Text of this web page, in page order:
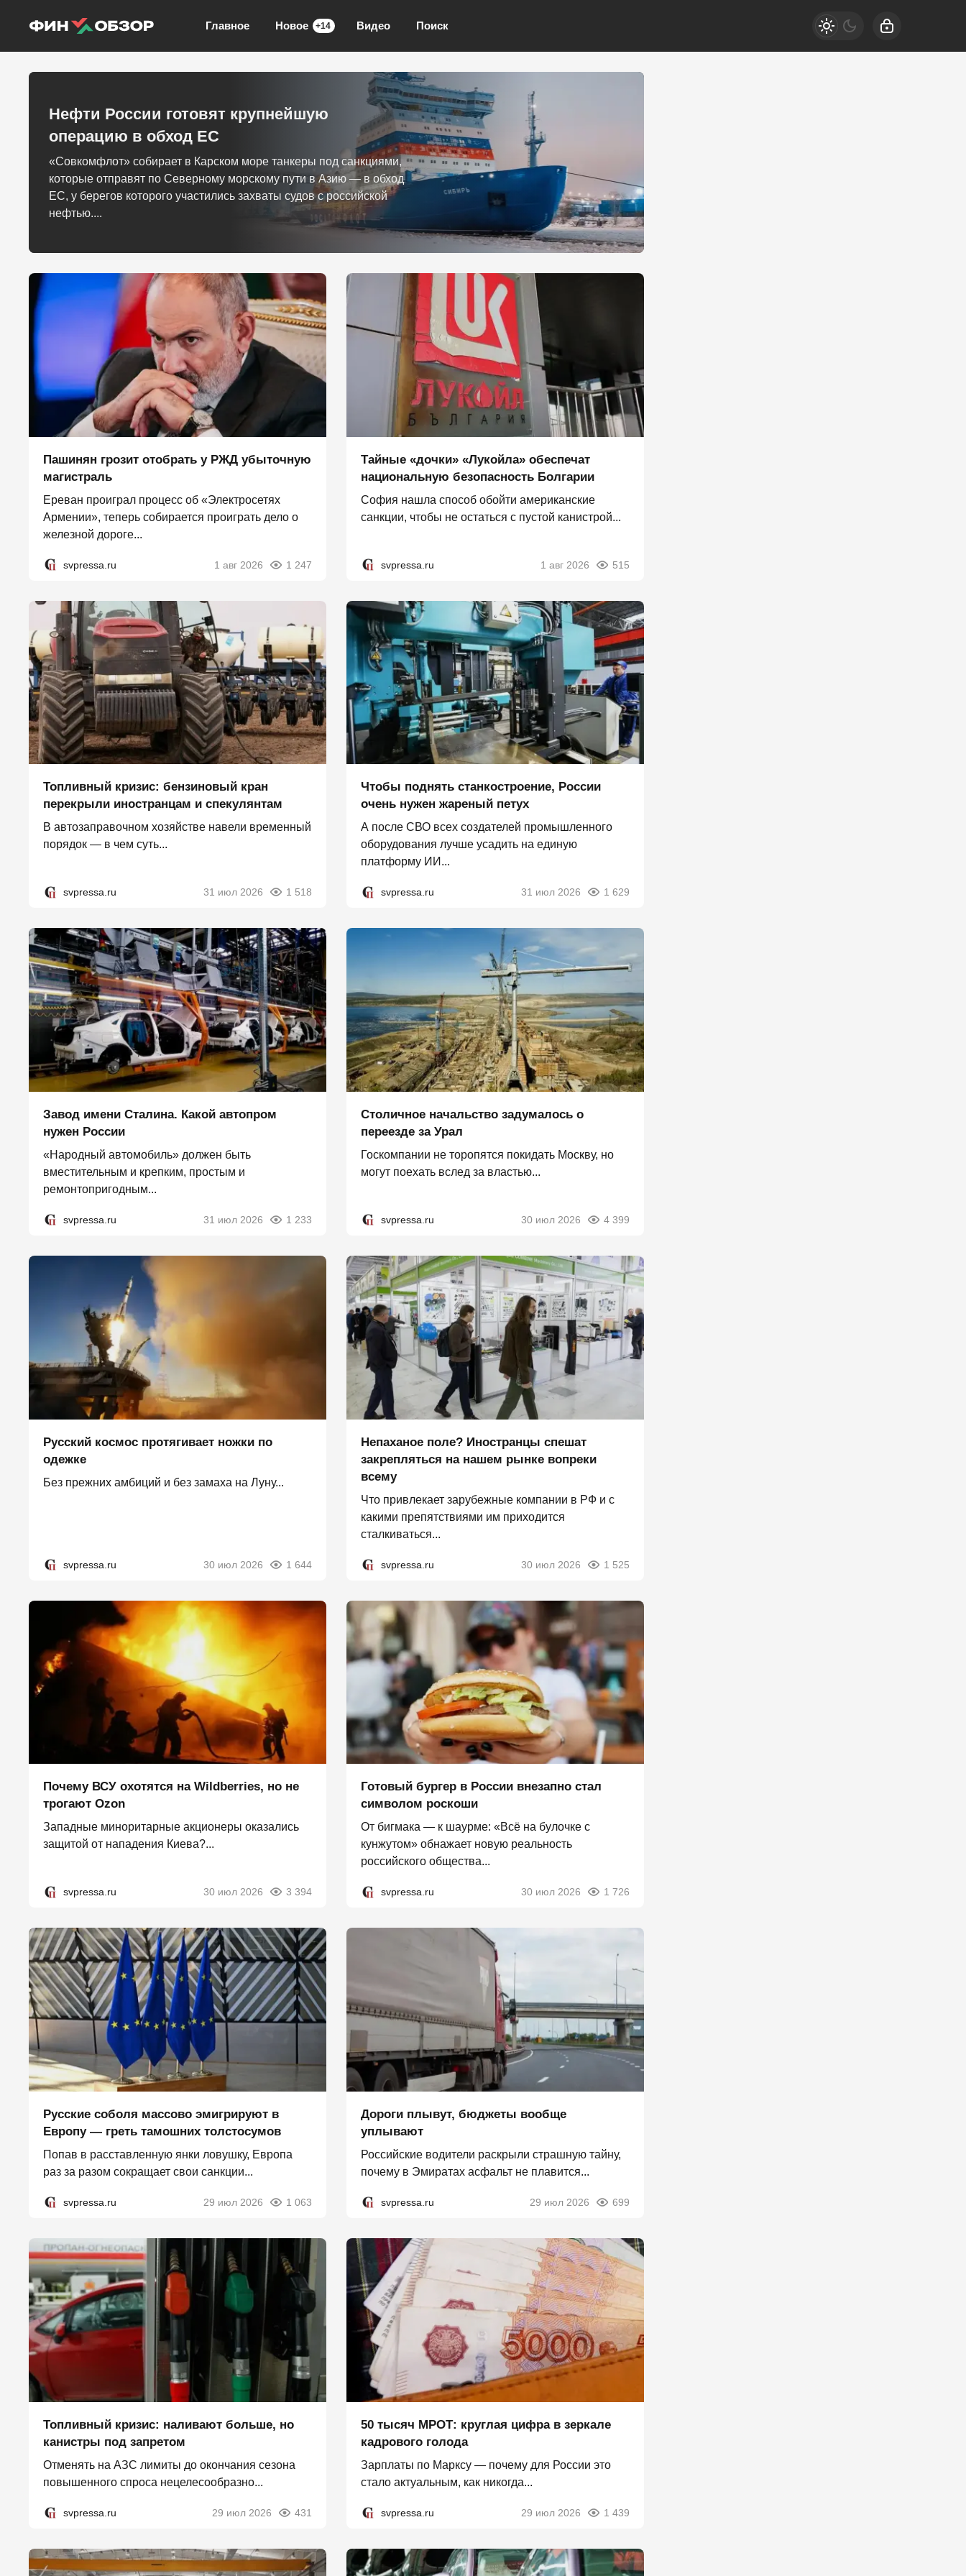
Главное Новое +14 Видео Поиск
Нефти России готовят крупнейшую
операцию в обход ЕС
«Совкомфлот» собирает в Карском море танкеры под санкциями,
которые отправят по Северному морскому пути в Азию — в обход
ЕС, у берегов которого участились захваты судов с российской
нефтью....
Пашинян грозит отобрать у РЖД убыточную
магистраль
Ереван проиграл процесс об «Электросетях
Армении», теперь собирается проиграть дело о
железной дороге...
svpressa.ru 1 авг 2026 1 247
Тайные «дочки» «Лукойла» обеспечат
национальную безопасность Болгарии
София нашла способ обойти американские
санкции, чтобы не остаться с пустой канистрой...
svpressa.ru 1 авг 2026 515
Топливный кризис: бензиновый кран
перекрыли иностранцам и спекулянтам
В автозаправочном хозяйстве навели временный
порядок — в чем суть...
svpressa.ru 31 июл 2026 1 518
Чтобы поднять станкостроение, России
очень нужен жареный петух
А после СВО всех создателей промышленного
оборудования лучше усадить на единую
платформу ИИ...
svpressa.ru 31 июл 2026 1 629
Завод имени Сталина. Какой автопром
нужен России
«Народный автомобиль» должен быть
вместительным и крепким, простым и
ремонтопригодным...
svpressa.ru 31 июл 2026 1 233
Столичное начальство задумалось о
переезде за Урал
Госкомпании не торопятся покидать Москву, но
могут поехать вслед за властью...
svpressa.ru 30 июл 2026 4 399
Русский космос протягивает ножки по
одежке
Без прежних амбиций и без замаха на Луну...
svpressa.ru 30 июл 2026 1 644
Непаханое поле? Иностранцы спешат
закрепляться на нашем рынке вопреки
всему
Что привлекает зарубежные компании в РФ и с
какими препятствиями им приходится
сталкиваться...
svpressa.ru 30 июл 2026 1 525
Почему ВСУ охотятся на Wildberries, но не
трогают Оzon
Западные миноритарные акционеры оказались
защитой от нападения Киева?...
svpressa.ru 30 июл 2026 3 394
Готовый бургер в России внезапно стал
символом роскоши
От бигмака — к шаурме: «Всё на булочке с
кунжутом» обнажает новую реальность
российского общества...
svpressa.ru 30 июл 2026 1 726
Русские соболя массово эмигрируют в
Европу — греть тамошних толстосумов
Попав в расставленную янки ловушку, Европа
раз за разом сокращает свои санкции...
svpressa.ru 29 июл 2026 1 063
Дороги плывут, бюджеты вообще
уплывают
Российские водители раскрыли страшную тайну,
почему в Эмиратах асфальт не плавится...
svpressa.ru 29 июл 2026 699
Топливный кризис: наливают больше, но
канистры под запретом
Отменять на АЗС лимиты до окончания сезона
повышенного спроса нецелесообразно...
svpressa.ru 29 июл 2026 431
50 тысяч МРОТ: круглая цифра в зеркале
кадрового голода
Зарплаты по Марксу — почему для России это
стало актуальным, как никогда...
svpressa.ru 29 июл 2026 1 439